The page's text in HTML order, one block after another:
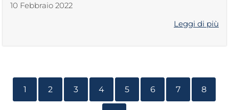
10 Febbraio 2022
Leggi di più
1 2 3 4 5 6 7 8